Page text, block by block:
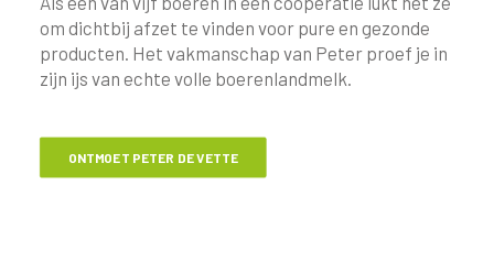
om dichtbij afzet te vinden voor pure en gezonde
producten. Het vakmanschap van Peter proef je in
zijn ijs van echte volle boerenlandmelk.
ONTMOET PETER DE VETTE